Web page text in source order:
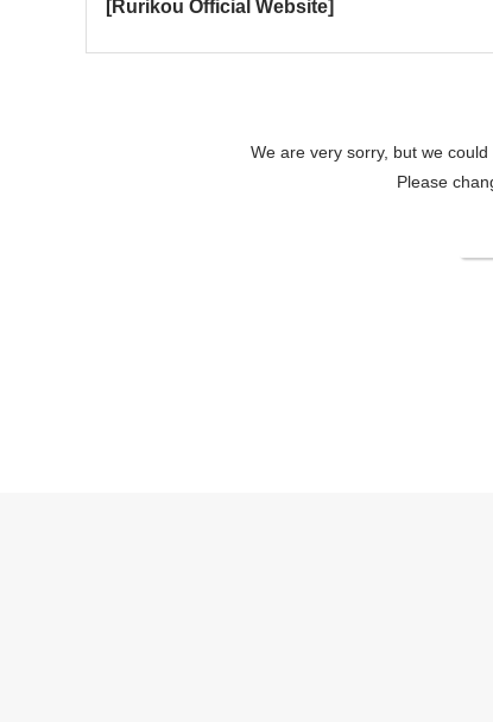
[Rurikou Official Website]
We are very sorry, but we
Please